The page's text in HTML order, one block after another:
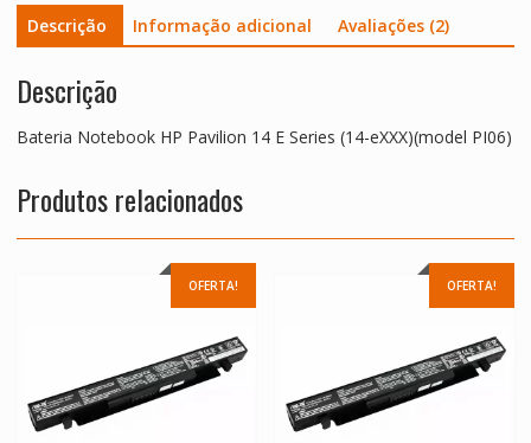
Descrição Informação adicional Avaliações (2)
Descrição
Bateria Notebook HP Pavilion 14 E Series (14-eXXX)(model PI06)
Produtos relacionados
OFERTA! OFERTA!